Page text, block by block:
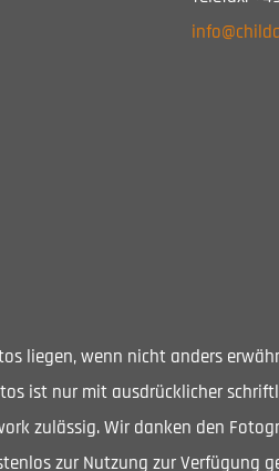
liegen, wenn nicht anders
ist nur mit ausdrücklicher
zulässig. Wir danken den
zur Nutzung zur Verfügung